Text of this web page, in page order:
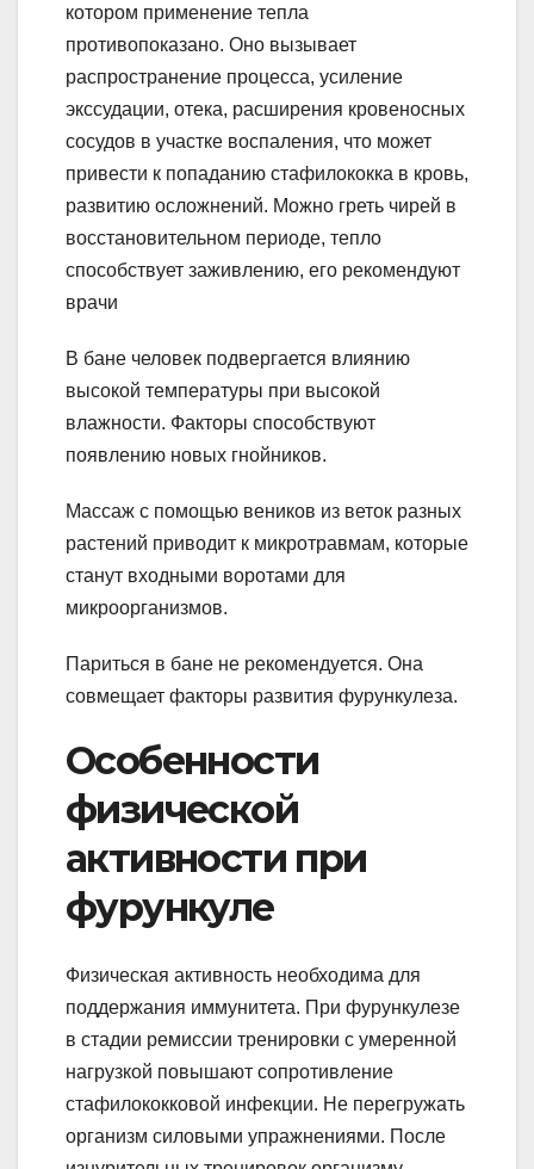
котором применение тепла
противопоказано. Оно вызывает
распространение процесса, усиление
экссудации, отека, расширения кровеносных
сосудов в участке воспаления, что может
привести к попаданию стафилококка в кровь,
развитию осложнений. Можно греть чирей в
восстановительном периоде, тепло
способствует заживлению, его рекомендуют
врачи
В бане человек подвергается влиянию
высокой температуры при высокой
влажности. Факторы способствуют
появлению новых гнойников.
Массаж с помощью веников из веток разных
растений приводит к микротравмам, которые
станут входными воротами для
микроорганизмов.
Париться в бане не рекомендуется. Она
совмещает факторы развития фурункулеза.
Особенности
физической
активности при
фурункуле
Физическая активность необходима для
поддержания иммунитета. При фурункулезе
в стадии ремиссии тренировки с умеренной
нагрузкой повышают сопротивление
стафилококковой инфекции. Не перегружать
организм силовыми упражнениями. После